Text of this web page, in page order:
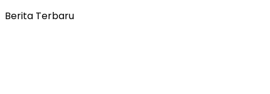
Berita Terbaru